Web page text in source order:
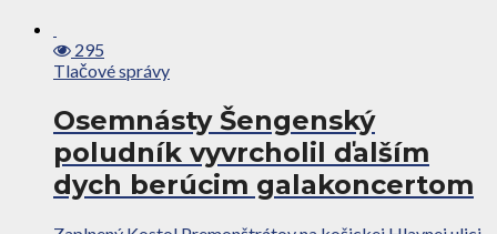
295
Tlačové správy
Osemnásty Šengenský
poludník vyvrcholil ďalším
dych berúcim galakoncertom